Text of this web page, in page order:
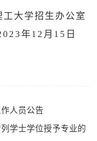
工大学招生办公室
年12月1 5 日
人员公告
学士学位授予专业的